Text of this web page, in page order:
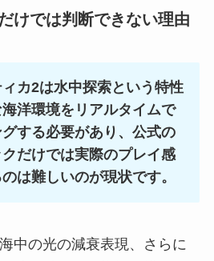
けでは判断できない理由
カ2は水中探索という特性
洋環境をリアルタイムで
する必要があり、公式の
だけでは実際のプレイ感
は難しいのが現状です。
中の光の減衰表現、さらに